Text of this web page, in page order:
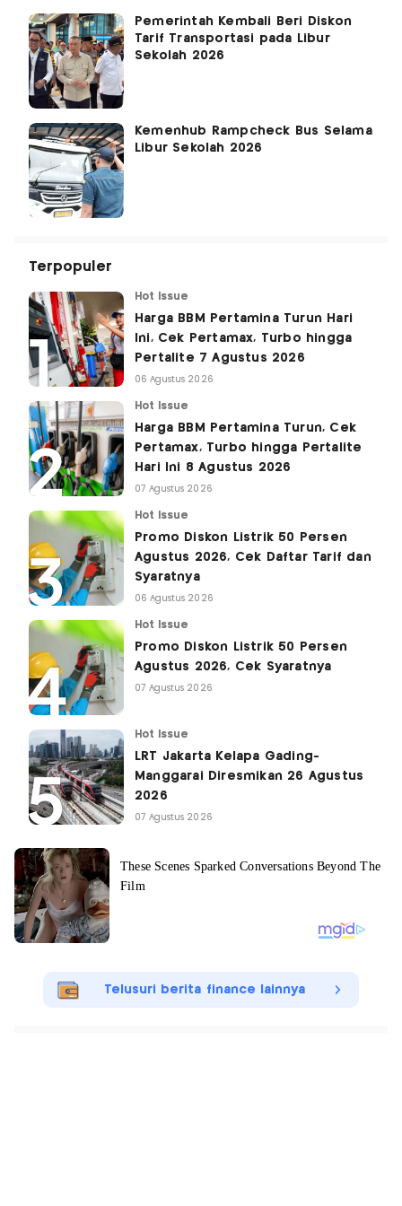
Pemerintah Kembali Beri Diskon
Tarif Transportasi pada Libur
Sekolah 2026
Kemenhub Rampcheck Bus Selama
Libur Sekolah 2026
Terpopuler
Hot Issue
Harga BBM Pertamina Turun Hari
Ini, Cek Pertamax, Turbo hingga
Pertalite 7 Agustus 2026
06 Agustus 2026
Hot Issue
Harga BBM Pertamina Turun, Cek
Pertamax, Turbo hingga Pertalite
Hari Ini 8 Agustus 2026
07 Agustus 2026
Hot Issue
Promo Diskon Listrik 50 Persen
Agustus 2026, Cek Daftar Tarif dan
Syaratnya
06 Agustus 2026
Hot Issue
Promo Diskon Listrik 50 Persen
Agustus 2026, Cek Syaratnya
07 Agustus 2026
Hot Issue
LRT Jakarta Kelapa Gading-
Manggarai Diresmikan 26 Agustus
2026
07 Agustus 2026
Telusuri berita finance lainnya